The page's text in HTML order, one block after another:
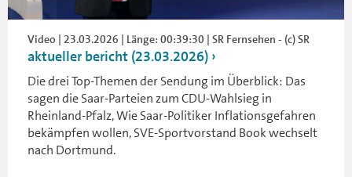
Video | 23.03.2026 | Länge: 00:39:30 | SR Fernsehen - (c) SR
aktueller bericht (23.03.2026)
Die drei Top-Themen der Sendung im Überblick: Das
sagen die Saar-Parteien zum CDU-Wahlsieg in
Rheinland-Pfalz, Wie Saar-Politiker Inflationsgefahren
bekämpfen wollen, SVE-Sportvorstand Book wechselt
nach Dortmund.